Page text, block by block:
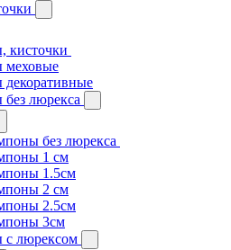
кисточки
люрекса
без люрекса
1 см
1.5см
2 см
2.5см
3см
люрексом